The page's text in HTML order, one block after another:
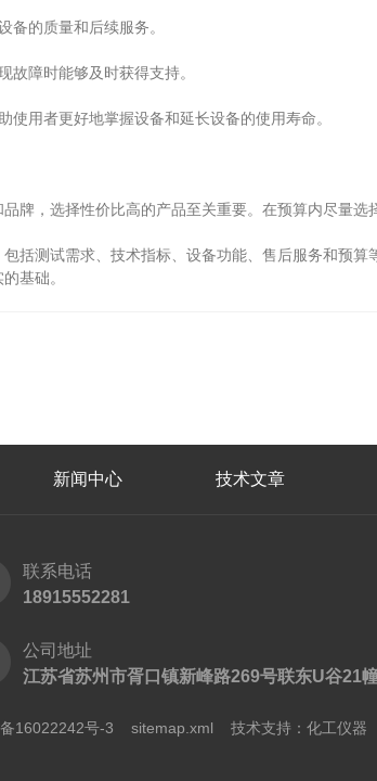
的质量和后续服务。
障时能够及时获得支持。
用者更好地掌握设备和延长设备的使用寿命。
，选择性价比高的产品至关重要。在预算内尽量选
测试需求、技术指标、设备功能、售后服务和预算
基础。
新闻中心 技术文章
联系电话
18915552281
公司地址
江苏省苏州市胥口镇新峰路269号联东U谷21
16022242号-3 sitemap.xml 技术支持： 化工仪器